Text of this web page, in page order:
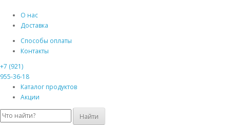
О нас
Доставка
Способы оплаты
Контакты
+7 (921)
955-36-18
Каталог продуктов
Акции
Найти